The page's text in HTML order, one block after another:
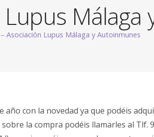
Asociación Lupus Málaga y Autoinmunes
con la novedad ya que podéis
la compra podéis llamarles al Tlf.